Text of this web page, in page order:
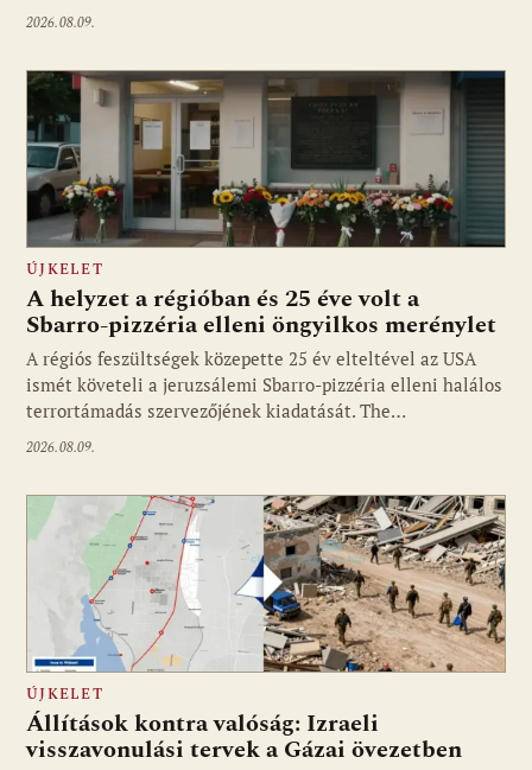
2026.08.09.
ÚJKELET
A helyzet a régióban és 25 éve volt a
Sbarro-pizzéria elleni öngyilkos merénylet
A régiós feszültségek közepette 25 év elteltével az USA
ismét követeli a jeruzsálemi Sbarro-pizzéria elleni halálos
terrortámadás szervezőjének kiadatását. The…
2026.08.09.
ÚJKELET
Állítások kontra valóság: Izraeli
visszavonulási tervek a Gázai övezetben